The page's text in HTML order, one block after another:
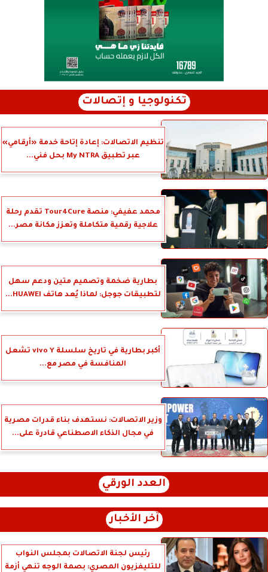
تكنولوجيا و إتصالات
تنظيم الاتصالات: إعادة إتاحة خدمة «أرقامي»
عبر تطبيق My NTRA بحل فني...
محمد عفيفي: منصة Tour4Cure تقدم رحلة
علاجية رقمية متكاملة وتعزز مكانة مصر...
بطارية ضخمة وتصميم متين ودعم سهل
لتطبيقات جوجل: لماذا يُعد هاتف HUAWEI...
أكبر بطارية في تاريخ سلسلة vivo Y تشعل
المنافسة في مصر مع...
وزير الاتصالات: نستهدف بناء قدرات مصرية
في مجال الذكاء الاصطناعي قادرة على...
العدد الورقي
آخر الأخبار
رئيس لجنة الاتصالات بمجلس النواب
للتليفزيون المصري: بصمة الوجه تنهي أزمة